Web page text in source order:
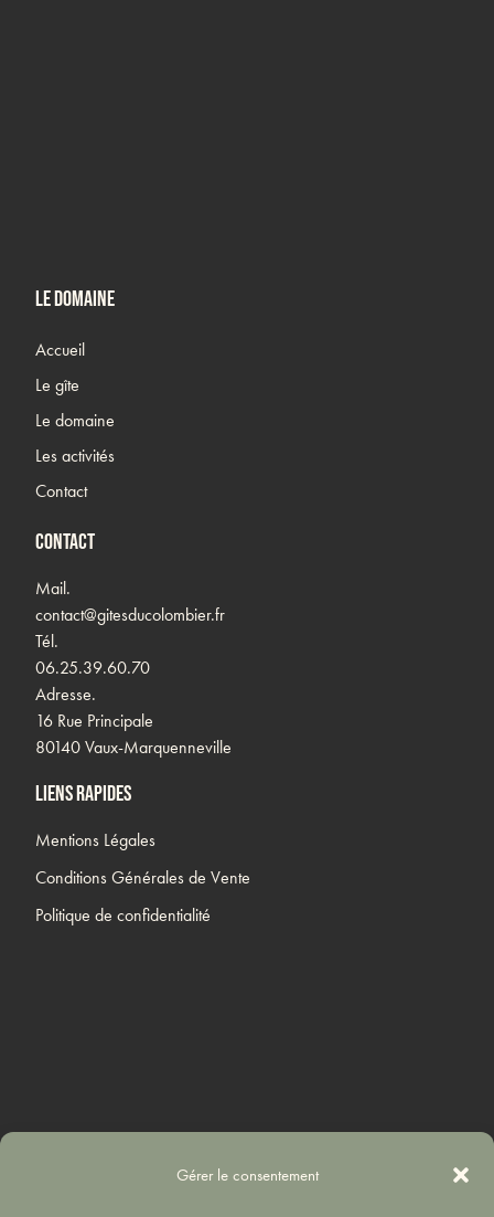
Gérer le consentement
Le domaine
Accueil
Le gîte
Le domaine
Les activités
Contact
Contact
Mail.
contact@gitesducolombier.fr
Tél.
06.25.39.60.70‬
Adresse.
16 Rue Principale
80140 Vaux-Marquenneville
Liens rapides
Mentions Légales
Conditions Générales de Vente
Politique de confidentialité